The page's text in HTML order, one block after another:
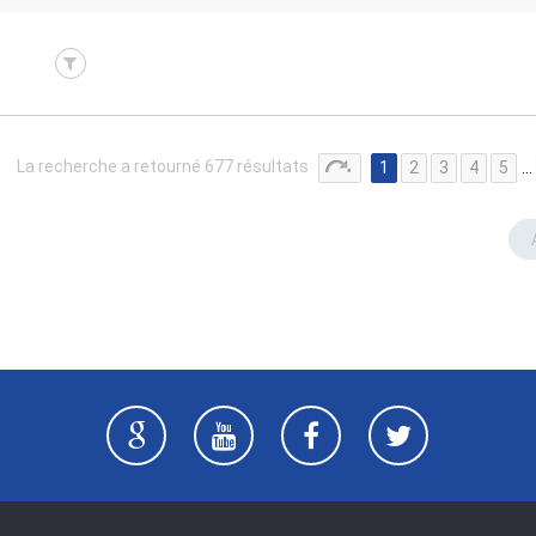
La recherche a retourné 677 résultats 1 2 3 4 5